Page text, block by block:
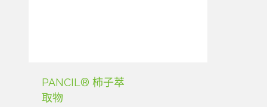
PANCIL® 柿子萃
取物